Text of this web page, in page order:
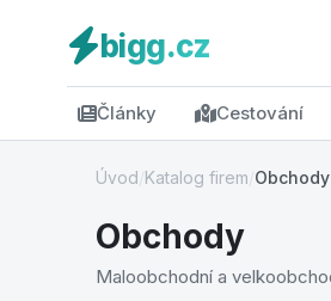
bigg.cz
Články Cestování
Úvod Katalog firem Obchody
Obchody
Maloobchodní a